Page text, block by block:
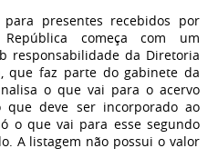
presentes recebidos por
começa com um
responsabilidade da Diretoria
que faz parte do gabinete da
o que vai para o acervo
deve ser incorporado ao
o que vai para esse segundo
A listagem não possui o valor